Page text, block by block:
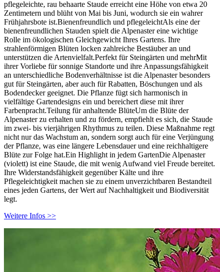
pflegeleichte, rau behaarte Staude erreicht eine Höhe von etwa 20
Zentimetern und blüht von Mai bis Juni, wodurch sie ein wahrer
Frühjahrsbote ist.Bienenfreundlich und pflegeleichtAls eine der
bienenfreundlichen Stauden spielt die Alpenaster eine wichtige
Rolle im ökologischen Gleichgewicht Ihres Gartens. Ihre
strahlenförmigen Blüten locken zahlreiche Bestäuber an und
unterstützen die Artenvielfalt.Perfekt für Steingärten und mehrMit
ihrer Vorliebe für sonnige Standorte und ihre Anpassungsfähigkeit
an unterschiedliche Bodenverhältnisse ist die Alpenaster besonders
gut für Steingärten, aber auch für Rabatten, Böschungen und als
Bodendecker geeignet. Die Pflanze fügt sich harmonisch in
vielfältige Gartendesigns ein und bereichert diese mit ihrer
Farbenpracht.Teilung für anhaltende BlüteUm die Blüte der
Alpenaster zu erhalten und zu fördern, empfiehlt es sich, die Staude
im zwei- bis vierjährigen Rhythmus zu teilen. Diese Maßnahme regt
nicht nur das Wachstum an, sondern sorgt auch für eine Verjüngung
der Pflanze, was eine längere Lebensdauer und eine reichhaltigere
Blüte zur Folge hat.Ein Highlight in jedem GartenDie Alpenaster
(violett) ist eine Staude, die mit wenig Aufwand viel Freude bereitet.
Ihre Widerstandsfähigkeit gegenüber Kälte und ihre
Pflegeleichtigkeit machen sie zu einem unverzichtbaren Bestandteil
eines jeden Gartens, der Wert auf Nachhaltigkeit und Biodiversität
legt.
Weitere Infos >>